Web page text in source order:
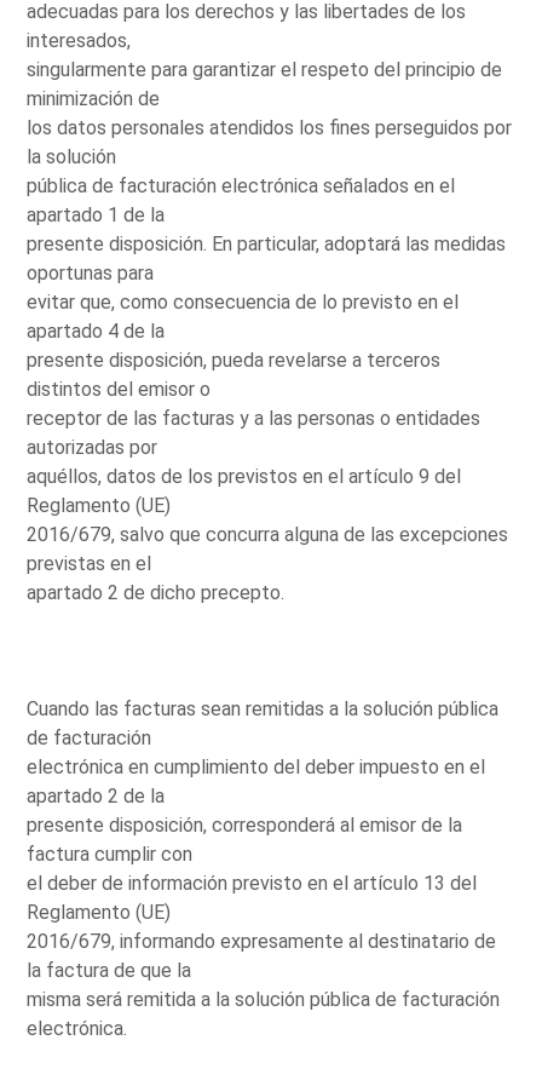
adecuadas para los derechos y las libertades de los
interesados,
singularmente para garantizar el respeto del principio de
minimización de
los datos personales atendidos los fines perseguidos por
la solución
pública de facturación electrónica señalados en el
apartado 1 de la
presente disposición. En particular, adoptará las medidas
oportunas para
evitar que, como consecuencia de lo previsto en el
apartado 4 de la
presente disposición, pueda revelarse a terceros
distintos del emisor o
receptor de las facturas y a las personas o entidades
autorizadas por
aquéllos, datos de los previstos en el artículo 9 del
Reglamento (UE)
2016/679, salvo que concurra alguna de las excepciones
previstas en el
apartado 2 de dicho precepto.
Cuando las facturas sean remitidas a la solución pública
de facturación
electrónica en cumplimiento del deber impuesto en el
apartado 2 de la
presente disposición, corresponderá al emisor de la
factura cumplir con
el deber de información previsto en el artículo 13 del
Reglamento (UE)
2016/679, informando expresamente al destinatario de
la factura de que la
misma será remitida a la solución pública de facturación
electrónica.